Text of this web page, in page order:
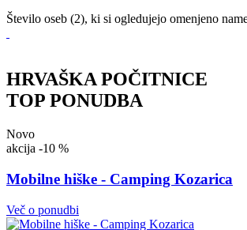
Število oseb (2), ki si ogledujejo omenjeno
HRVAŠKA POČITNICE
TOP PONUDBA
Novo
akcija -10 %
Mobilne hiške - Camping Kozarica
Več o ponudbi